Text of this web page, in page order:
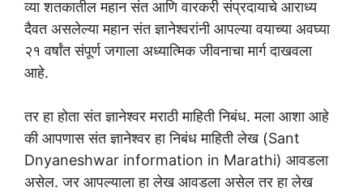
व्या शतकातील महान संत आणि वारकरी संप्रदायाचे आराध्य
दैवत असलेल्या महान संत ज्ञानेश्वरांनी आपल्या वयाच्या अवघ्या
२१ वर्षांत संपूर्ण जगाला अध्यात्मिक जीवनाचा मार्ग दाखवला
आहे.
तर हा होता संत ज्ञानेश्वर मराठी माहिती निबंध. मला आशा आहे
की आपणास संत ज्ञानेश्वर हा निबंध माहिती लेख (Sant
Dnyaneshwar information in Marathi) आवडला
असेल. जर आपल्याला हा लेख आवडला असेल तर हा लेख